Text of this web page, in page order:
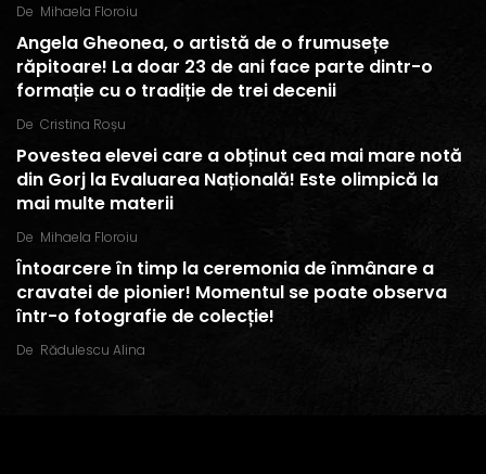
De Mihaela Floroiu
Angela Gheonea, o artistă de o frumusețe
răpitoare! La doar 23 de ani face parte dintr-o
formație cu o tradiție de trei decenii
De Cristina Roșu
Povestea elevei care a obținut cea mai mare notă
din Gorj la Evaluarea Națională! Este olimpică la
mai multe materii
De Mihaela Floroiu
Întoarcere în timp la ceremonia de înmânare a
cravatei de pionier! Momentul se poate observa
într-o fotografie de colecție!
De Rădulescu Alina